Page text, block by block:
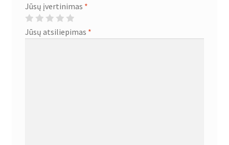
Jūsų įvertinimas *
Jūsų atsiliepimas *